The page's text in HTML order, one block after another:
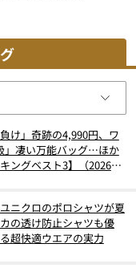
け」奇跡の4,990円、ワ
」凄い万能バッグ…ほか
ングベスト3】（2026年
ニクロのポロシャツが夏
の透け防止シャツも優
超快適ウエアの実力